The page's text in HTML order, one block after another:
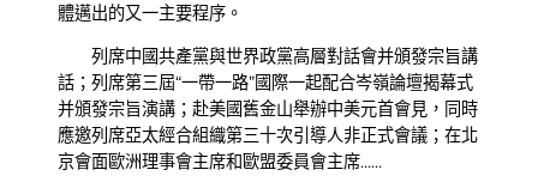
體邁出的又一主要程序。
列席中國共產黨與世界政黨高層對話會并頒發宗旨講
話；列席第三屆“一帶一路”國際一起配合岑嶺論壇揭幕式
并頒發宗旨演講；赴美國舊金山舉辦中美元首會見，同時
應邀列席亞太經合組織第三十次引導人非正式會議；在北
京會面歐洲理事會主席和歐盟委員會主席……